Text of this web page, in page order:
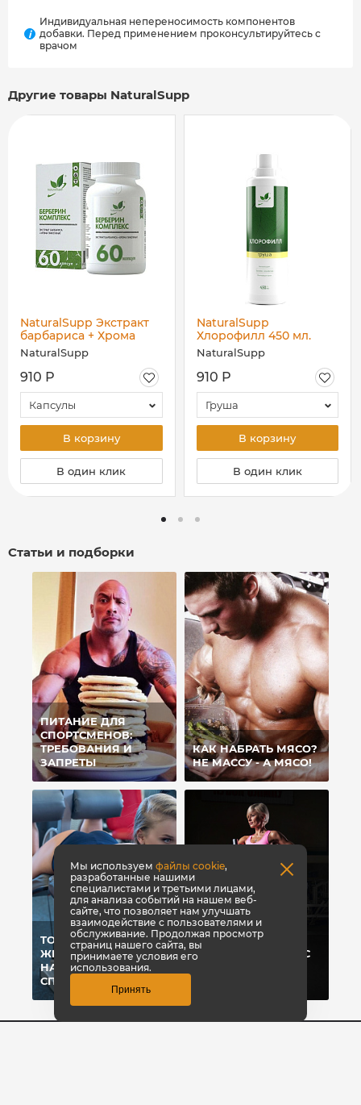
i
Индивидуальная непереносимость компонентов
добавки. Перед применением проконсультируйтесь с
врачом
Другие товары NaturalSupp
NaturalSupp Экстракт
барбариса + Хрома
пиколинат NS» 60 капс.
NaturalSupp
910 Р
Капсулы
В корзину
В один клик
NaturalSupp
Хлорофилл 450 мл.
NaturalSupp
910 Р
Груша
В корзину
В один клик
Статьи и подборки
ПИТАНИЕ ДЛЯ
СПОРТСМЕНОВ:
ТРЕБОВАНИЯ И
ЗАПРЕТЫ
КАК НАБРАТЬ МЯСО?
НЕ МАССУ - А МЯСО!
TOP 10 ПРИЧИН ДЛЯ
ЖЕНЩИН, ПОЧЕМУ
НАДО ИДТИ В
СПОРТЗАЛ
ТРЕНИРУЕМ НОГИ С
Мы используемфайлы cookie,
разработанные нашими
специалистами и третьими лицами,
для анализа событий на нашем веб-
сайте, что позволяет нам улучшать
взаимодействие с пользователями и
обслуживание. Продолжая просмотр
страниц нашего сайта, вы
принимаете условия его
использования.
Принять